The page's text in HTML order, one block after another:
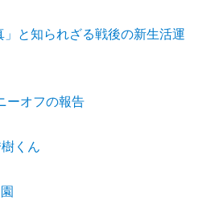
」と知られざる戦後の新生活運
ーオフの報告
くん
園